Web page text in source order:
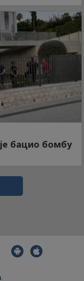
бацио бомбу
.